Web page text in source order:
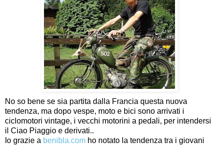
No so bene se sia partita dalla Francia questa nuova
tendenza, ma dopo vespe, moto e bici sono arrivati i
ciclomotori vintage, i vecchi motorini a pedali, per intendersi
il Ciao Piaggio e derivati..
Io grazie a benibla.com ho notato la tendenza tra i giovani